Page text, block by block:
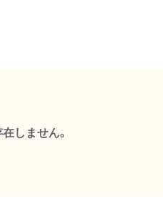
しません。